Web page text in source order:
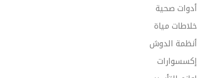
أدوات صحية
خلاطات مياة
أنظمة الدوش
إكسسوارات